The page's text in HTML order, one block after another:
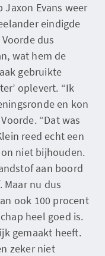
Evans weer
eindigde
dus
wat hem de
gebruikte
oplevert. “Ik
en kon
“Dat was
reed echt een
niet bijhouden.
aan boord
Maar nu dus
ook 100 procent
heel goed is.
gemaakt heeft.
zeker niet